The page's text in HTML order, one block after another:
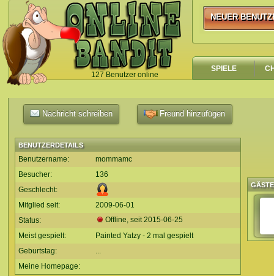
127 Benutzer online
`
NEUER
NEUER
SPIELE
Nachricht schreiben Freund hinzufügen
BENUTZERDETAILS
Benutzername:
mommamc
Besucher:
136
Geschlecht:
Mitglied seit:
2009-06-01
Status:
Offline, seit2015-06-25
Meist gespielt:
Painted Yatzy - 2 mal gespielt
Geburtstag:
...
Meine Homepage: